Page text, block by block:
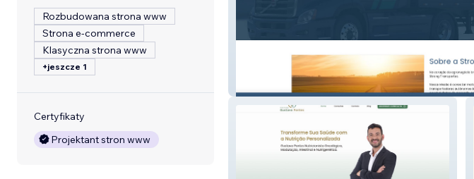
Rozbudowana strona www
Strona e-commerce
Klasyczna strona www
+jeszcze 1
Certyfikaty
Projektant stron www
Strong Transportes